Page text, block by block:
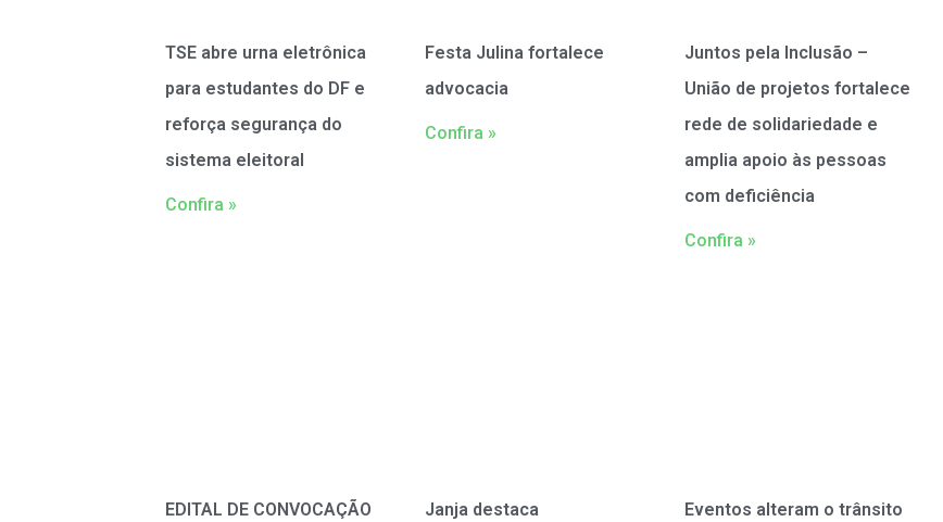
TSE abre urna eletrônica
para estudantes do DF e
reforça segurança do
sistema eleitoral
Confira »
Festa Julina fortalece
advocacia
Confira »
Juntos pela Inclusão –
União de projetos fortalece
rede de solidariedade e
amplia apoio às pessoas
com deficiência
Confira »
EDITAL DE CONVOCAÇÃO
Janja destaca
Eventos alteram o trânsito